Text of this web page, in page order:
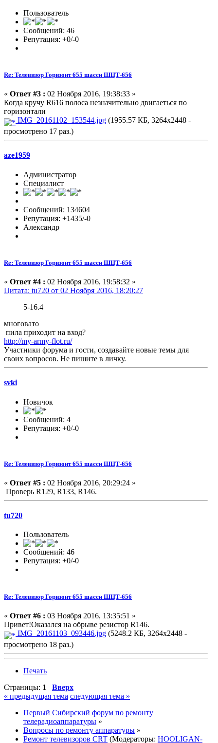
Пользователь
Сообщений: 46
Репутация: +0/-0
Re: Телевизор Горизонт 655 шасси ШЦТ-656
« Ответ #3 : 02 Ноября 2016, 19:38:33 »
Когда кручу R616 полоса незначительно двигаеться по
горизонтали
IMG_20161102_153544.jpg (1955.57 КБ, 3264x2448 -
просмотрено 17 раз.)
aze1959
Администратор
Специалист
Сообщений: 134604
Репутация: +1435/-0
Александр
Re: Телевизор Горизонт 655 шасси ШЦТ-656
« Ответ #4 : 02 Ноября 2016, 19:58:32 »
Цитата: tu720 от 02 Ноября 2016, 18:20:27
5-16.4
многовато
пила приходит на вход?
http://my-army-flot.ru/
Участники форума и гости, создавайте новые темы для
своих вопросов. Не пишите в личку.
svki
Новичок
Сообщений: 4
Репутация: +0/-0
Re: Телевизор Горизонт 655 шасси ШЦТ-656
« Ответ #5 : 02 Ноября 2016, 20:29:24 »
Проверь R129, R133, R146.
tu720
Пользователь
Сообщений: 46
Репутация: +0/-0
Re: Телевизор Горизонт 655 шасси ШЦТ-656
« Ответ #6 : 03 Ноября 2016, 13:35:51 »
Привет!Оказался на обрыве резистор R146.
IMG_20161103_093446.jpg (5248.2 КБ, 3264x2448 -
просмотрено 18 раз.)
Печать
Страницы: 1
Вверх
« предыдущая тема следующая тема »
Первый Сибирский форум по ремонту
телерадиоаппаратуры »
Вопросы по ремонту аппаратуры »
Ремонт телевизоров CRT (Модераторы: HOOLIGAN-